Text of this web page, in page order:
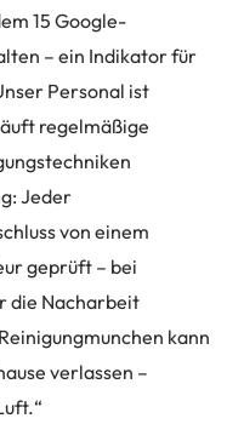
15 Google-
– ein Indikator für
Personal ist
regelmäßige
Jeder
von einem
geprüft – bei
die Nacharbeit
kann
verlassen –